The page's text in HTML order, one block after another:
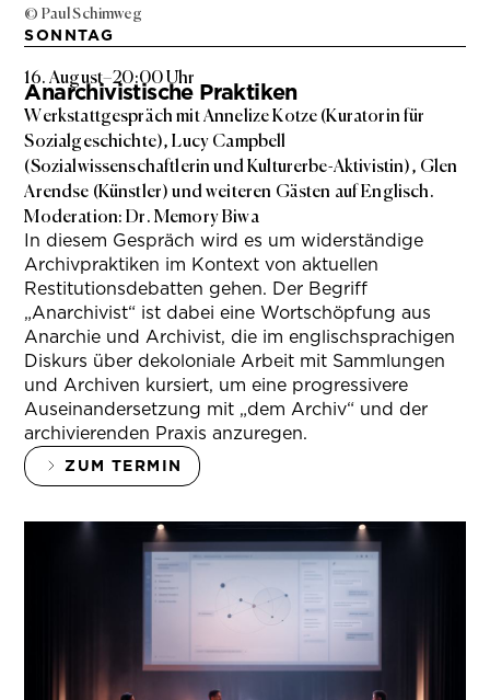
© Paul Schimweg
SONNTAG
16. August–20:00 Uhr
Anarchivistische Praktiken
Werkstattgespräch mit Annelize Kotze (Kuratorin für
Sozialgeschichte), Lucy Campbell
(Sozialwissenschaftlerin und Kulturerbe-Aktivistin), Glen
Arendse (Künstler) und weiteren Gästen auf Englisch.
Moderation: Dr. Memory Biwa
In diesem Gespräch wird es um widerständige
Archivpraktiken im Kontext von aktuellen
Restitutionsdebatten gehen. Der Begriff
„Anarchivist“ ist dabei eine Wortschöpfung aus
Anarchie und Archivist, die im englischsprachigen
Diskurs über dekoloniale Arbeit mit Sammlungen
und Archiven kursiert, um eine progressivere
Auseinandersetzung mit „dem Archiv“ und der
archivierenden Praxis anzuregen.
ZUM TERMIN